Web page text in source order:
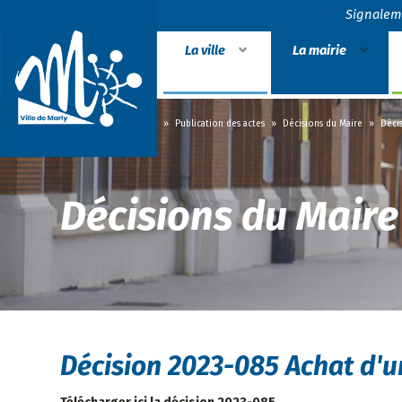
La ville La mairie
Accueil » » Publication des actes » Décisions du Maire »
Décisions du Maire
Décision 2023-085 Achat